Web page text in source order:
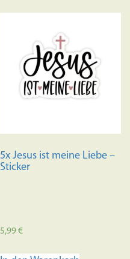
5x Jesus ist meine Liebe –
Sticker
5,99€